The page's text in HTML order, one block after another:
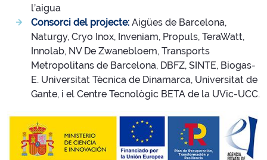
l’aigua
Consorci del projecte: Aigües de Barcelona,
Naturgy, Cryo Inox, Inveniam, Propuls, TeraWatt,
Innolab, NV De Zwanebloem, Transports
Metropolitans de Barcelona, DBFZ, SINTE, Biogas-
E. Universitat Tècnica de Dinamarca, Universitat de
Gante, i el Centre Tecnològic BETA de la UVic-UCC.